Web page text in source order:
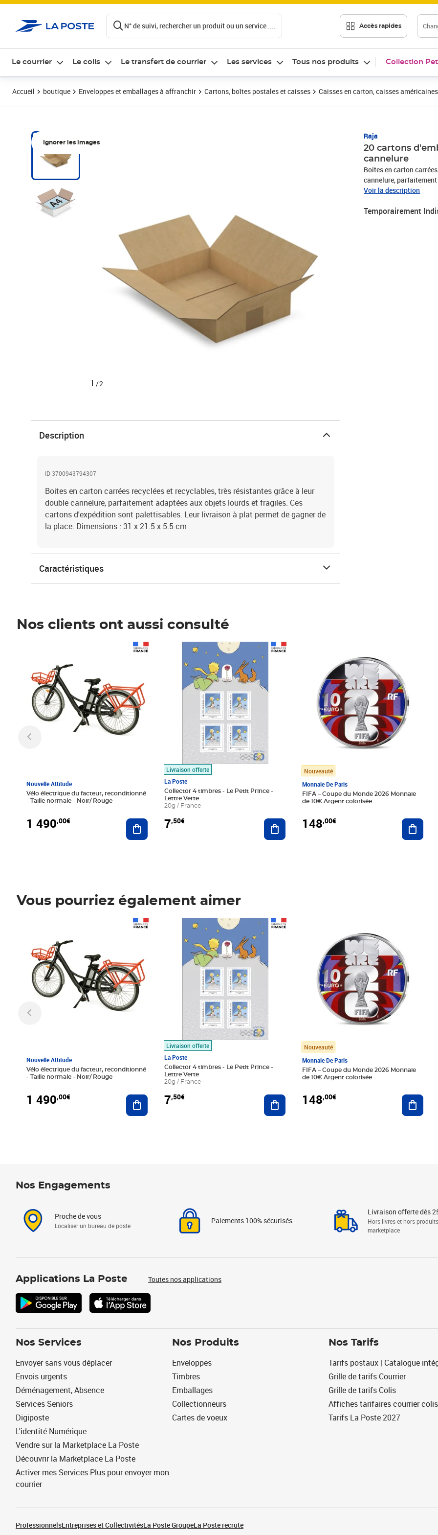
N° de suivi, rechercher un produit ou un service .... Accès rapides
Le courrier Le colis Le transfert de courrier Les services Tous nos produits Collection
Accueil boutique Enveloppes et emballages à affranchir Cartons, boîtes postales et caisses Caisses en carton, caisses américaines
Ignorer les images
1 /2
Raja
20 cartons
cannelure
Boites en carton
cannelure,
d'expédition sont
Voir la description
Temporairement
Description
ID 3700943794307
Boites en carton carrées recyclées et recyclables, très résistantes grâce à leur
double cannelure, parfaitement adaptées aux objets lourds et fragiles. Ces
cartons d'expédition sont palettisables. Leur livraison à plat permet de gagner de
la place. Dimensions : 31 x 21.5 x 5.5 cm
Caractéristiques
Nos clients ont aussi consulté
Nouvelle Attitude
Vélo électrique du facteur, reconditionné
- Taille normale - Noir/ Rouge
1 490,00€ Ajouter au panier
Livraison offerte
La Poste
Collector 4 timbres - Le Petit Prince -
Lettre Verte
20g / France
7,50€
Prix 7,50€
Ajouter au panier
Nouveauté
Monnaie De Paris
FIFA – Coupe du Monde 2026 Monnaie
de 10€ Argent colorisée
148,00€
Vous pourriez également aimer
Nouvelle Attitude
Vélo électrique du facteur, reconditionné
- Taille normale - Noir/ Rouge
1 490,00€ Ajouter au panier
Livraison offerte
La Poste
Collector 4 timbres - Le Petit Prince -
Lettre Verte
20g / France
7,50€
Prix 7,50€
Ajouter au panier
Nouveauté
Monnaie De Paris
FIFA – Coupe du Monde 2026 Monnaie
de 10€ Argent colorisée
148,00€
Nos Engagements
Proche de vous
Localiser un bureau de poste
Paiements 100% sécurisés
Livraison offerte dès
Hors livres et hors produits
marketplace
Applications La Poste Toutes nos applications
Nos Services
Envoyer sans vous déplacer
Envois urgents
Déménagement, Absence
Services Seniors
Digiposte
L'identité Numérique
Vendre sur la Marketplace La Poste
Découvrir la Marketplace La Poste
Activer mes Services Plus pour envoyer mon
courrier
Nos Produits
Enveloppes
Timbres
Emballages
Collectionneurs
Cartes de voeux
Nos Tarifs
Tarifs postaux | Catalogue
Grille de tarifs Courrier
Grille de tarifs Colis
Affiches tarifaires courrier colis
Tarifs La Poste 2027
ProfessionnelsEntreprises et CollectivitésLa Poste GroupeLa Poste recrute